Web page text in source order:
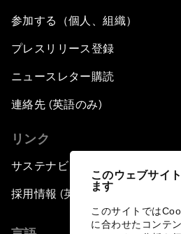
このウェブサイ
ます
このサイトでは
に合わせたコンテ
参加する（個人、組織）
プレスリリース登録
ニュースレター購読
連絡先 (英語のみ)
リンク
サステナビリティへの取り組み
採用情報 (英語のみ)